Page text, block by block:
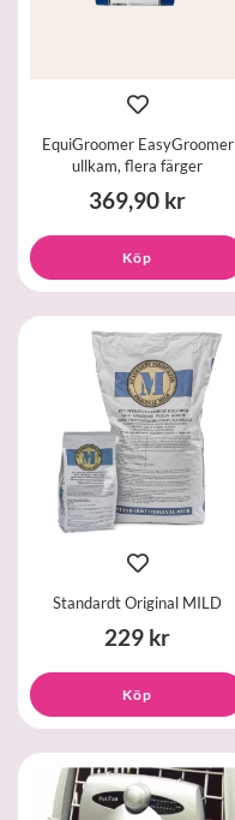
EquiGroomer EasyGroomer
ullkam, flera färger
369,90 kr
Köp
Standardt Original MILD
229 kr
Köp